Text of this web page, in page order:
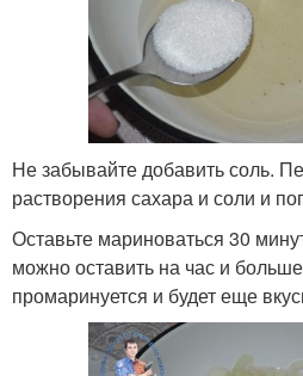
Не забывайте добавить соль.
растворения сахара и соли и
Оставьте мариноваться 30
можно оставить на час и
промаринуется и будет еще